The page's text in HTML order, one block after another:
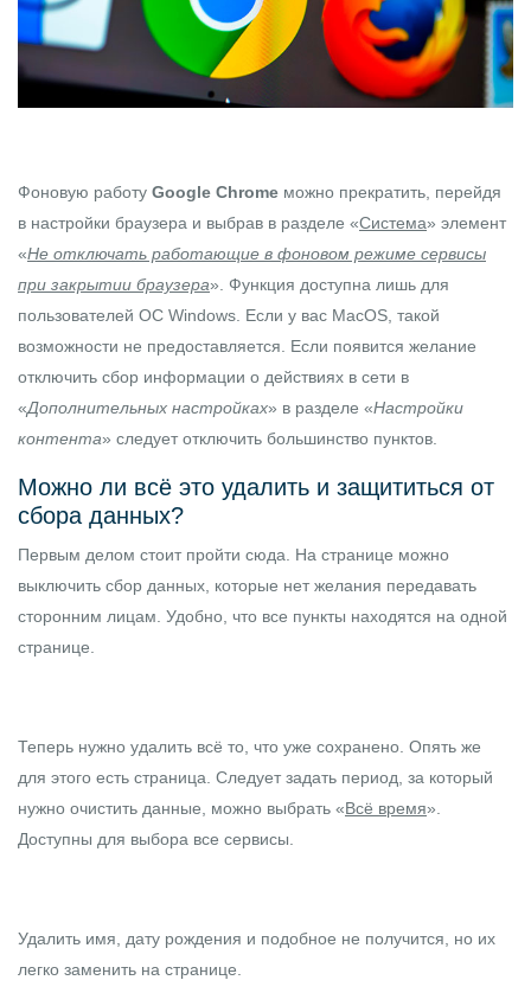
Фоновую работу Google Chrome можно прекратить, перейдя
в настройки браузера и выбрав в разделе «Система» элемент
«Не отключать работающие в фоновом режиме сервисы
при закрытии браузера». Функция доступна лишь для
пользователей ОС Windows. Если у вас MacOS, такой
возможности не предоставляется. Если появится желание
отключить сбор информации о действиях в сети в
«Дополнительных настройках» в разделе «Настройки
контента» следует отключить большинство пунктов.
Можно ли всё это удалить и защититься от
сбора данных?
Первым делом стоит пройти сюда . На странице можно
выключить сбор данных, которые нет желания передавать
сторонним лицам. Удобно, что все пункты находятся на одной
странице.
Теперь нужно удалить всё то, что уже сохранено. Опять же
для этого есть страница . Следует задать период, за который
нужно очистить данные, можно выбрать «Всё время».
Доступны для выбора все сервисы.
Удалить имя, дату рождения и подобное не получится, но их
легко заменить на странице